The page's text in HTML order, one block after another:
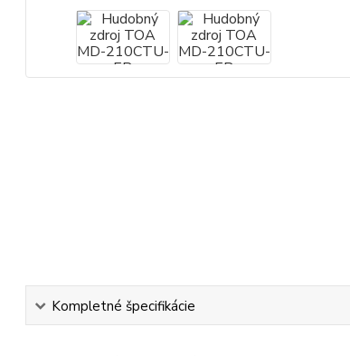
Kompletné špecifikácie